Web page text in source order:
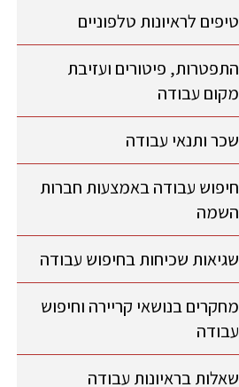
טיפים לראיונות טלפוניים
התפטרות, פיטורים ועזיבת
מקום עבודה
שכר ותנאי עבודה
חיפוש עבודה באמצעות חברות
השמה
שגיאות שכיחות בחיפוש עבודה
מחקרים בנושאי קריירה וחיפוש
עבודה
שאלות בראיונות עבודה